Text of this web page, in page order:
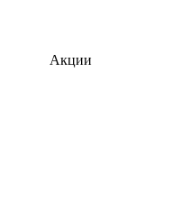
Акции